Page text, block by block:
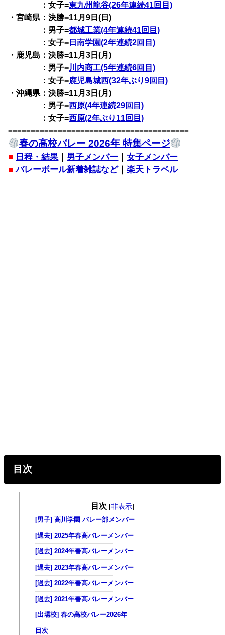
：女子=東九州龍谷(26年連続41回目)
・宮崎県：決勝=11月9日(日)
：男子=都城工業(4年連続41回目)
：女子= 日南学園(2年連続2回目)
・鹿児島：決勝=11月3日(月)
：男子=川内商工(5年連続6回目)
：女子=鹿児島城西(32年ぶり9回目)
・沖縄県：決勝=11月3日(月)
：男子=西原(4年連続29回目)
：女子=西原(2年ぶり11回目)
========================================
春の高校バレー 2026年 特集ページ
■ 日程・結果｜ 男子メンバー ｜女子メンバー
■ バレーボール新着雑誌など｜楽天トラベル
目次
目次 [非表示]
[男子] 高川学園 バレー部メンバー
[過去] 2025年春高バレーメンバー
[過去] 2024年春高バレーメンバー
[過去] 2023年春高バレーメンバー
[過去] 2022年春高バレーメンバー
[過去] 2021年春高バレーメンバー
[出場校] 春の高校バレー2026年
目次